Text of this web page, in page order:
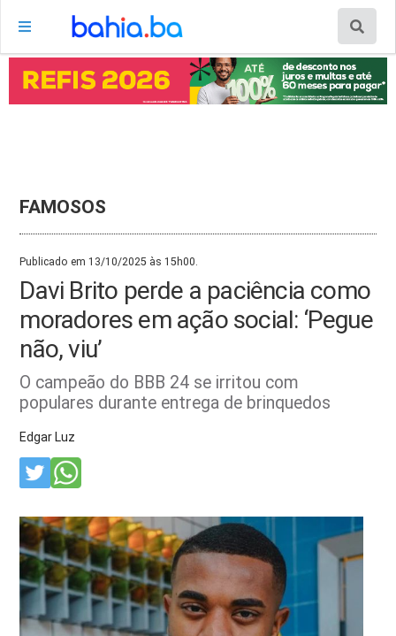
FAMOSOS
Publicado em 13/10/2025 às 15h00.
Davi Brito perde a paciência como
moradores em ação social: ‘Pegue
não, viu’
O campeão do BBB 24 se irritou com
populares durante entrega de brinquedos
Edgar Luz